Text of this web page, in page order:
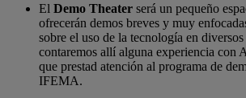
El Demo Theater será un pequeño
ofrecerán demos breves y muy
sobre el uso de la tecnología en
contaremos allí alguna experiencia con
que prestad atención al programa de
IFEMA.